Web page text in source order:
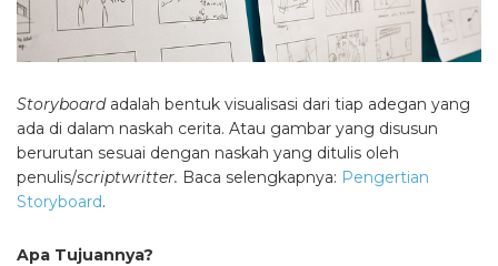
Storyboardadalah bentuk visualisasi dari tiap adegan yang
ada di dalam naskah cerita. Atau gambar yang disusun
berurutan sesuai dengan naskah yang ditulis oleh
penulis/scriptwritter. Baca selengkapnya: Pengertian
Storyboard.
Apa Tujuannya?